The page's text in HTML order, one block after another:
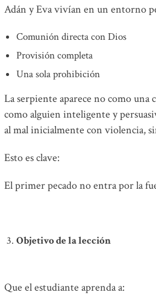
Adán y Eva vivían en un entorno
Comunión directa con Dios
Provisión completa
Una sola prohibición
La serpiente aparece no como una
como alguien inteligente y
al mal inicialmente con violencia,
Esto es clave:
El primer pecado no entra por la
Objetivo de la lección
Que el estudiante aprenda a: